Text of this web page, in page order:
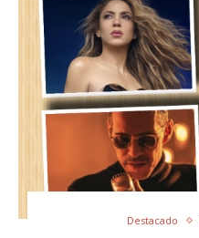
Destacado